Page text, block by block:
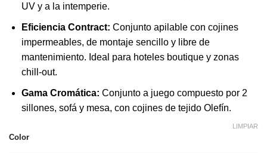
UV y a la intemperie.
Eficiencia Contract: Conjunto apilable con cojines
impermeables, de montaje sencillo y libre de
mantenimiento. Ideal para hoteles boutique y zonas
chill-out.
Gama Cromática: Conjunto a juego compuesto por 2
sillones, sofá y mesa, con cojines de tejido Olefín.
Color
LIMPIAR